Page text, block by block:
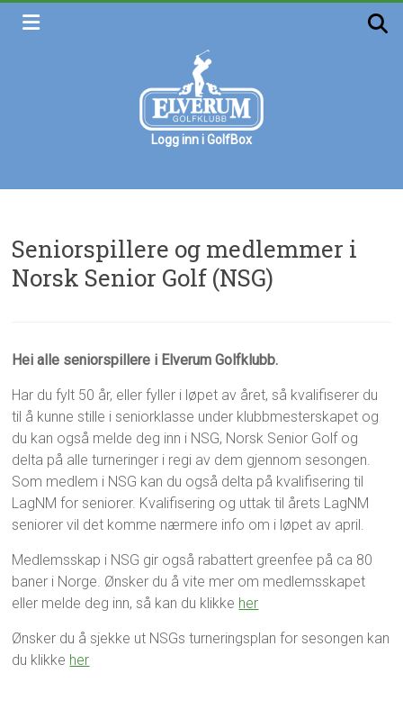
Skip
golfklubb
Logg inn i GolfBox
Seniorspillere og medlemmer i
Norsk Senior Golf (NSG)
a
s
E
l
l
e
v
o
g
e
i
o
r
g
o
l
f
1
.
a
p
i
l
0
5
Hei alle seniorspillere i Elverum Golfklubb.
Har du fylt 50 år, eller fyller i løpet av året, så kvalifiserer du
til å kunne stille i seniorklasse under klubbmesterskapet og
du kan også melde deg inn i NSG, Norsk Senior Golf og
delta på alle turneringer i regi av dem gjennom sesongen.
Som medlem i NSG kan du også delta på kvalifisering til
LagNM for seniorer. Kvalifisering og uttak til årets LagNM
seniorer vil det komme nærmere info om i løpet av april.
Medlemsskap i NSG gir også rabattert greenfee på ca 80
baner i Norge. Ønsker du å vite mer om medlemsskapet
eller melde deg inn, så kan du klikke her
Ønsker du å sjekke ut NSGs turneringsplan for sesongen kan
du klikke her